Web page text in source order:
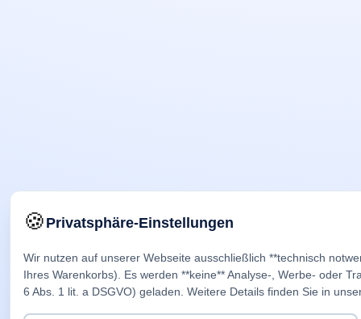
🍪Privatsphäre-Einstellungen
Wir nutzen auf unserer Webseite ausschließlich **technisch
Ihres Warenkorbs). Es werden **keine** Analyse-, Werbe- oder
6 Abs. 1 lit. a DSGVO) geladen. Weitere Details finden Sie in